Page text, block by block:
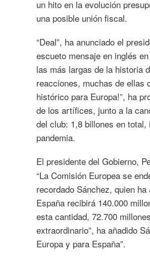
un hito en la evolución
una posible unión fiscal.
“Deal”, ha anunciado el
escueto mensaje en inglés
las más largas de la historia
reacciones, muchas de ellas
histórico para Europa!”, ha
de los artífices, junto a la
del club: 1,8 billones en
pandemia.
El presidente del Gobierno,
“La Comisión Europea se
recordado Sánchez, quien
España recibirá 140.000
esta cantidad, 72.700
extraordinario”, ha añadido
Europa y para España”.